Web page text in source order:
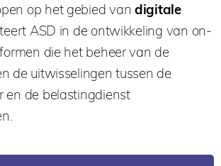
op het gebied vandigitale
ASD in de ontwikkeling van on-
die het beheer van de
de uitwisselingen tussen de
en de belastingdienst